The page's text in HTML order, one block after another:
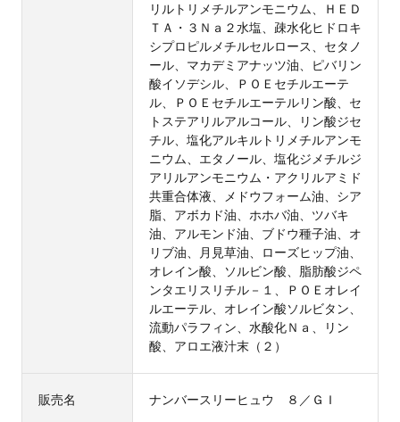
リルトリメチルアンモニウム、ＨＥＤ
ＴＡ・３Ｎａ２水塩、疎水化ヒドロキ
シプロピルメチルセルロース、セタノ
ール、マカデミアナッツ油、ピバリン
酸イソデシル、ＰＯＥセチルエーテ
ル、ＰＯＥセチルエーテルリン酸、セ
トステアリルアルコール、リン酸ジセ
チル、塩化アルキルトリメチルアンモ
ニウム、エタノール、塩化ジメチルジ
アリルアンモニウム・アクリルアミド
共重合体液、メドウフォーム油、シア
脂、アボカド油、ホホバ油、ツバキ
油、アルモンド油、ブドウ種子油、オ
リブ油、月見草油、ローズヒップ油、
オレイン酸、ソルビン酸、脂肪酸ジペ
ンタエリスリチル－１、ＰＯＥオレイ
ルエーテル、オレイン酸ソルビタン、
流動パラフィン、水酸化Ｎａ、リン
酸、アロエ液汁末（２）
販売名 ナンバースリーヒュウ ８／ＧＩ